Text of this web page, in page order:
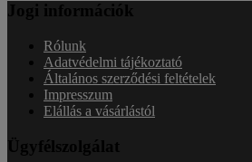
Jogi információk
Rólunk
Adatvédelmi tájékoztató
Általános szerződési feltételek
Impresszum
Elállás a vásárlástól
Ügyfélszolgálat